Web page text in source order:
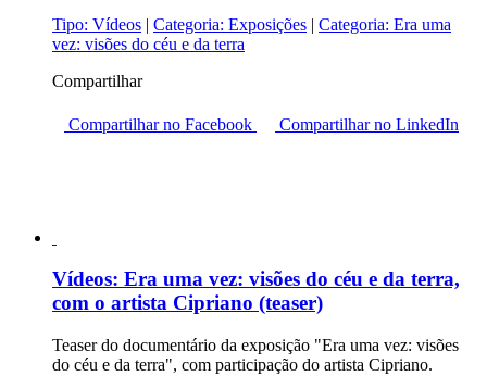
Tipo: Vídeos | Categoria: Exposições | Categoria: Era uma
vez: visões do céu e da terra
Compartilhar
Compartilhar no Facebook Compartilhar no LinkedIn
Vídeos: Era uma vez: visões do céu e da terra,
com o artista Cipriano (teaser)
Teaser do documentário da exposição "Era uma vez: visões
do céu e da terra", com participação do artista Cipriano.